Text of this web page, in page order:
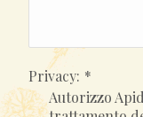
Privacy: *
Autorizzo